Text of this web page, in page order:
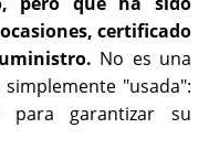
certificado
No es una
"usada":
garantizar su